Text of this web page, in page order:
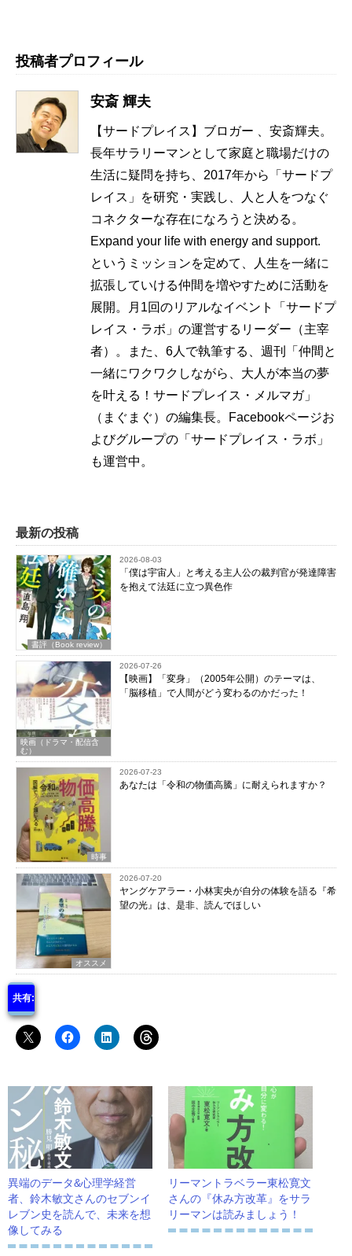
投稿者プロフィール
安斎 輝夫
【サードプレイス】ブロガー 、安斎輝夫。
長年サラリーマンとして家庭と職場だけの
生活に疑問を持ち、2017年から「サードプ
レイス」を研究・実践し、人と人をつなぐ
コネクターな存在になろうと決める。
Expand your life with energy and support.
というミッションを定めて、人生を一緒に
拡張していける仲間を増やすために活動を
展開。月1回のリアルなイベント「サードプ
レイス・ラボ」の運営するリーダー（主宰
者）。また、6人で執筆する、週刊「仲間と
一緒にワクワクしながら、大人が本当の夢
を叶える！サードプレイス・メルマガ」
（まぐまぐ）の編集長。Facebookページお
よびグループの「サードプレイス・ラボ」
も運営中。
最新の投稿
書評（Book review）
2026-08-03
「僕は宇宙人」と考える主人公の裁判官が発達障害
を抱えて法廷に立つ異色作
映画（ドラマ・配信含
む）
2026-07-26
【映画】「変身」（2005年公開）のテーマは、
「脳移植」で人間がどう変わるのかだった！
時事
2026-07-23
あなたは「令和の物価高騰」に耐えられますか？
オススメ
2026-07-20
ヤングケアラー・小林実央が自分の体験を語る『希
望の光』は、是非、読んでほしい
共有:
異端のデータ&心理学経営
者、鈴木敏文さんのセブンイ
レブン史を読んで、未来を想
像してみる
リーマントラベラー東松寛文
さんの『休み方改革』をサラ
リーマンは読みましょう！